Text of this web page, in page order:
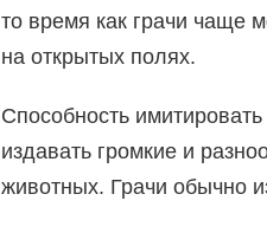
то время как грачи чаще
на открытых полях.
Способность
издавать громкие и
животных. Грачи обычно